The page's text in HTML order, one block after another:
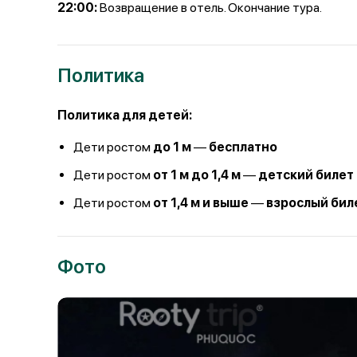
22:00:Возвращение в отель. Окончание тура.
Политика
Политика для детей:
Дети ростом до 1 м— бесплатно
Дети ростом от 1 м до 1,4 м— детский билет
Дети ростом от 1,4 м и выше — взрослый
Фото